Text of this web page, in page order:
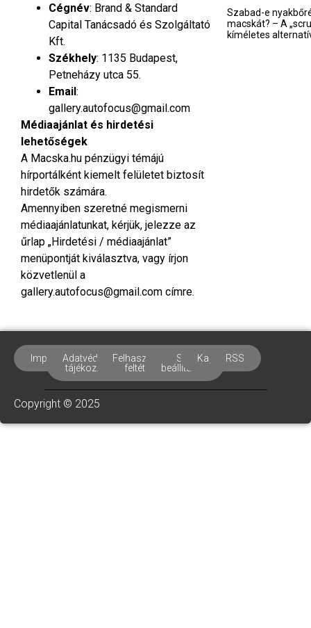
Cégnév: Brand & Standard
Capital Tanácsadó és Szolgáltató
Kft.
Székhely: 1135 Budapest,
Petneházy utca 55.
Email:
gallery.autofocus@gmail.com
Médiaajánlat és hirdetési
lehetőségek
A Macska.hu pénzügyi témájú
hírportálként kiemelt felületet biztosít
hirdetők számára.
Amennyiben szeretné megismerni
médiaajánlatunkat, kérjük, jelezze az
űrlap „Hirdetési / médiaajánlat”
menüpontját kiválasztva, vagy írjon
közvetlenül a
gallery.autofocus@gmail.com címre.
Szabad-e
macskát? – A
kíméletes
ImpresszumAdatvédelmi
tájékoztató
Felhasználási
feltételek
Süti
beállítások
Kapcsolat
RSS
Copyright © 2025